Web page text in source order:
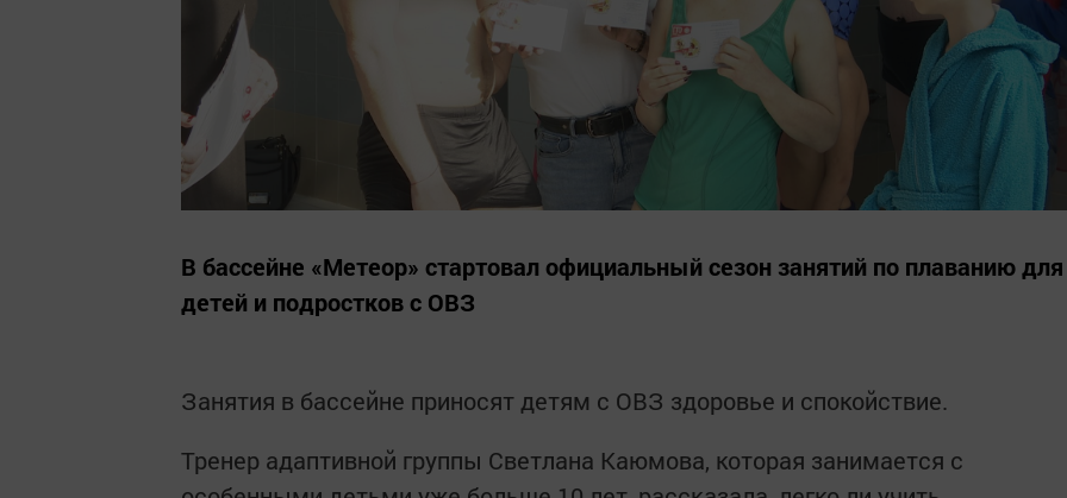
В бассейне «Метеор» стартовал официальный сезон занятий по плаванию для
детей и подростков с ОВЗ
Занятия в бассейне приносят детям с ОВЗ здоровье и спокойствие.
Тренер адаптивной группы Светлана Каюмова, которая занимается с